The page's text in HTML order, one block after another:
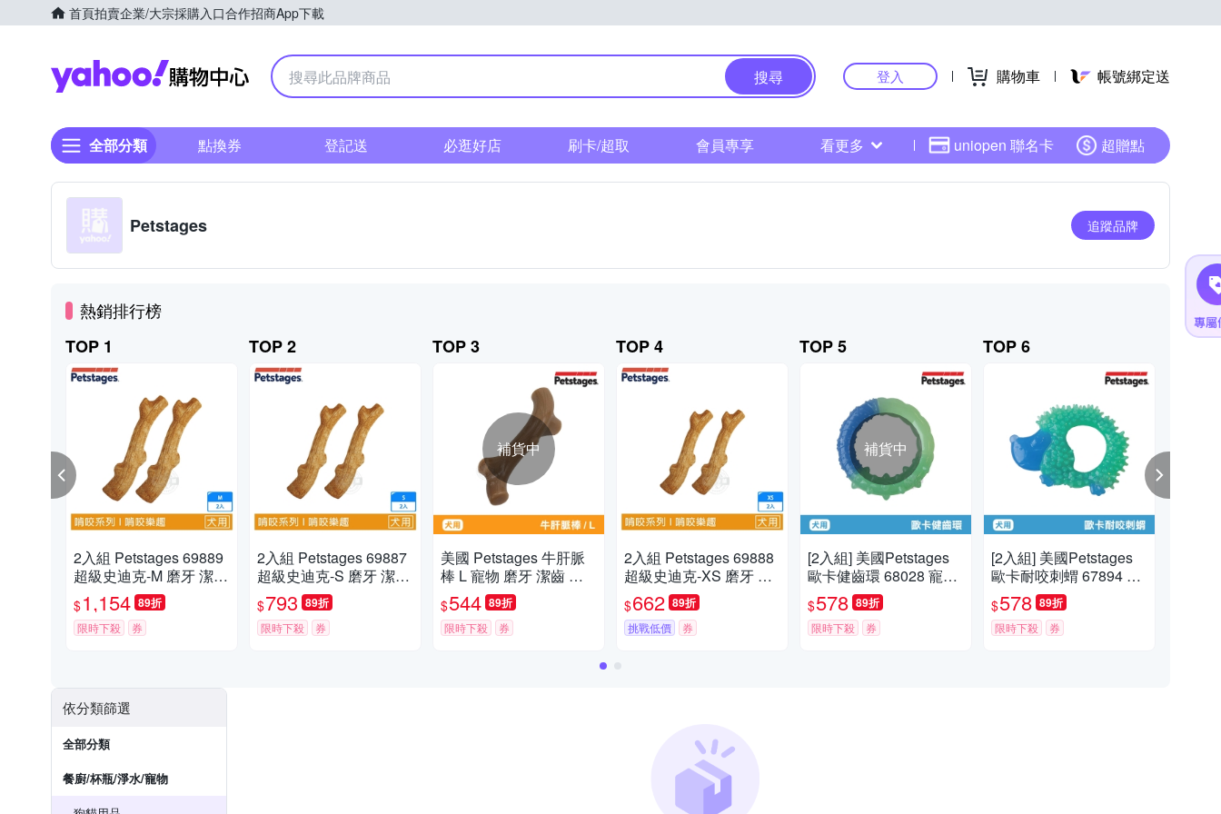
首頁拍賣企業/大宗採購入口合作招商App下載
Yahoo購物中心
搜尋 登入 購物車 帳號綁定送
全部分類 點換券 登記送 必逛好店 刷卡/超取 會員專享 看更多 uniopen 聯名卡 超贈點
Petstages 追蹤品牌
熱銷排行榜
TOP 1
2入組 Petstages 69889
超級史迪克-M 磨牙 潔齒
天然木頭香 狗狗潔牙玩
具 狗玩具 全犬適用
$1,154 89折
限時下殺 券
TOP 2
2入組 Petstages 69887
超級史迪克-S 磨牙 潔齒
天然木頭香 狗狗潔牙玩
具 狗玩具 全犬適用
$793 89折
限時下殺 券
TOP 3
補貨中
美國 Petstages 牛肝脈
棒 L 寵物 磨牙 潔齒 啃
咬 耐咬 防水 狗玩具 安
全 寵物玩具
$544 89折
限時下殺 券
TOP 4
2入組 Petstages 69888
超級史迪克-XS 磨牙 潔
齒 天然木頭香 狗狗潔牙
玩具 狗玩具 全犬適用
$662 89折
挑戰低價 券
TOP 5
補貨中
[2入組] 美國Petstages
歐卡健齒環 68028 寵物
磨牙 啃咬 耐咬 狗玩具
寵物玩具
$578 89折
限時下殺 券
TOP 6
[2入組] 美國Petstages
歐卡耐咬刺蝟 67894 寵
物 磨牙 啃咬 狗玩具 寵
物玩具
$578 89折
限時下殺 券
依分類篩選
全部分類
餐廚/杯瓶/淨水/寵物